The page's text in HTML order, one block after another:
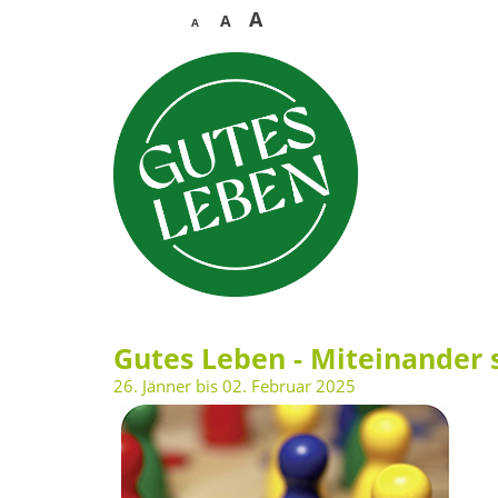
A A A
Gutes Leben - Miteinander
26. Jänner bis 02. Februar 2025